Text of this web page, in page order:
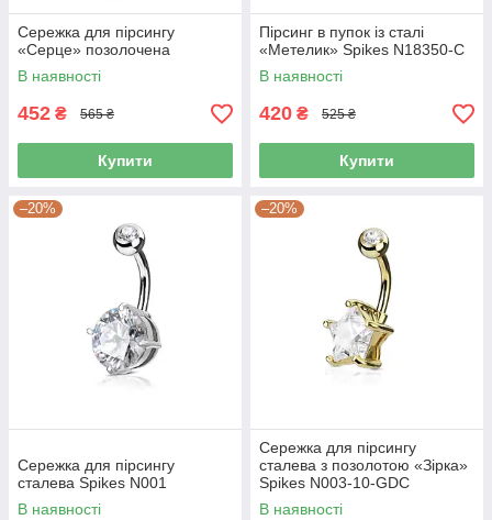
Сережка для пірсингу
«Серце» позолочена
В наявності
452 ₴ 565 ₴
Купити
Пірсинг в пупок із сталі
«Метелик» Spikes N18350-C
В наявності
420 ₴ 525 ₴
Купити
–20%
Сережка для пірсингу
сталева Spikes N001
В наявності
–20%
Сережка для пірсингу
сталева з позолотою «Зірка»
Spikes N003-10-GDC
В наявності